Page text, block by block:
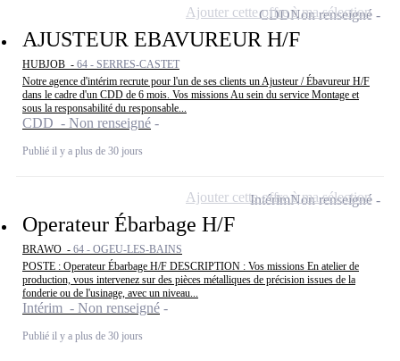
AJUSTEUR EBAVUREUR H/F
HUBJOB - 64 - SERRES-CASTET
Notre agence d'intérim recrute pour l'un de ses clients un Ajusteur / Ébavureur H/F
dans le cadre d'un CDD de 6 mois. Vos missions Au sein du service Montage et
sous la responsabilité du responsable...
CDD - Non renseigné
Publié il y a plus de 30 jours
CDDNon renseigné
Ajouter cette offre à ma sélection
Operateur Ébarbage H/F
BRAWO - 64 - OGEU-LES-BAINS
POSTE : Operateur Ébarbage H/F DESCRIPTION : Vos missions En atelier de
production, vous intervenez sur des pièces métalliques de précision issues de la
fonderie ou de l'usinage, avec un niveau...
Intérim - Non renseigné
Publié il y a plus de 30 jours
IntérimNon renseigné
Ajouter cette offre à ma sélection